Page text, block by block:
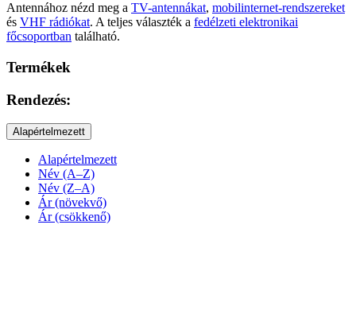
Antennához nézd meg a TV-antennákat, mobilinternet-rendszereket
és VHF rádiókat. A teljes választék a fedélzeti elektronikai
főcsoportban található.
Termékek
Rendezés:
Alapértelmezett
Alapértelmezett
Név (A–Z)
Név (Z–A)
Ár (növekvő)
Ár (csökkenő)